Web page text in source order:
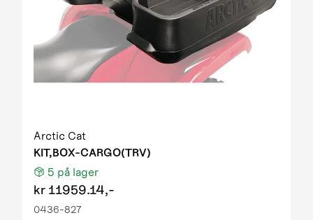
Arctic Cat
KIT,BOX-CARGO(TRV)
5 på lager
kr 11959.14,-
0436-827